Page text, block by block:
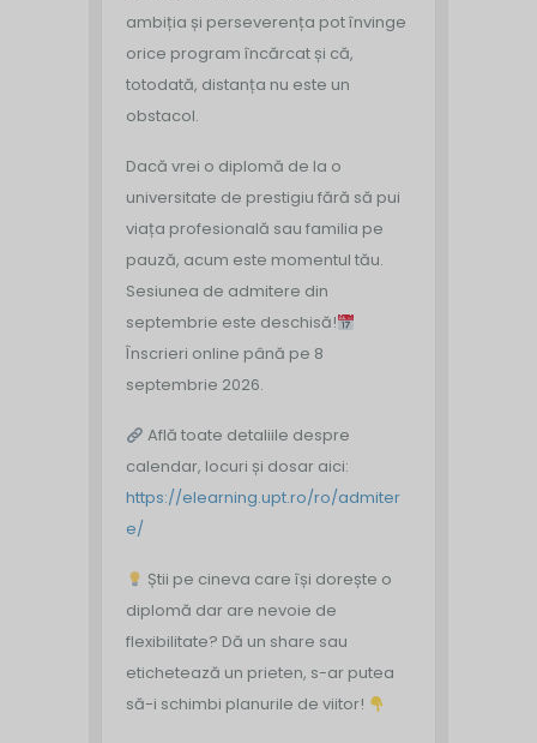
ambiția și perseverența pot învinge
orice program încărcat și că,
totodată, distanța nu este un
obstacol.
Dacă vrei o diplomă de la o
universitate de prestigiu fără să pui
viața profesională sau familia pe
pauză, acum este momentul tău.
Sesiunea de admitere din
septembrie este deschisă!
Înscrieri online până pe 8
septembrie 2026.
Află toate detaliile despre
calendar, locuri și dosar aici:
https://elearning.upt.ro/ro/admiter
e/
Știi pe cineva care își dorește o
diplomă dar are nevoie de
flexibilitate? Dă un share sau
etichetează un prieten, s-ar putea
să-i schimbi planurile de viitor!